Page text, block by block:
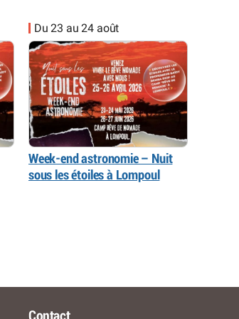
Du 23 au 24 août
Week-end astronomie – Nuit
sous les étoiles à Lompoul